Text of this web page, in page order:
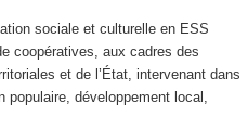
sociale et culturelle en ESS
coopératives, aux cadres des
et de l’État, intervenant dans
développement local,